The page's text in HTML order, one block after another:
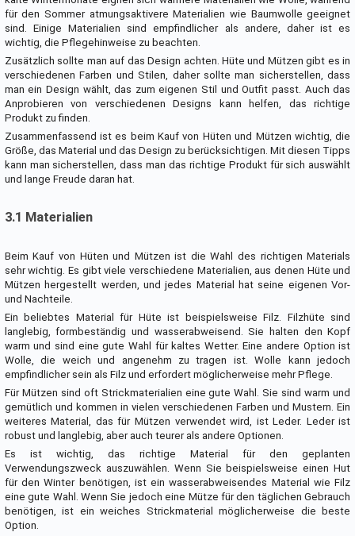
für den Sommer atmungsaktivere Materialien wie Baumwolle geeignet
sind. Einige Materialien sind empfindlicher als andere, daher ist es
wichtig, die Pflegehinweise zu beachten.
Zusätzlich sollte man auf das Design achten. Hüte und Mützen gibt es in
verschiedenen Farben und Stilen, daher sollte man sicherstellen, dass
man ein Design wählt, das zum eigenen Stil und Outfit passt. Auch das
Anprobieren von verschiedenen Designs kann helfen, das richtige
Produkt zu finden.
Zusammenfassend ist es beim Kauf von Hüten und Mützen wichtig, die
Größe, das Material und das Design zu berücksichtigen. Mit diesen Tipps
kann man sicherstellen, dass man das richtige Produkt für sich auswählt
und lange Freude daran hat.
3.1 Materialien
Beim Kauf von Hüten und Mützen ist die Wahl des richtigen Materials
sehr wichtig. Es gibt viele verschiedene Materialien, aus denen Hüte und
Mützen hergestellt werden, und jedes Material hat seine eigenen Vor-
und Nachteile.
Ein beliebtes Material für Hüte ist beispielsweise Filz. Filzhüte sind
langlebig, formbeständig und wasserabweisend. Sie halten den Kopf
warm und sind eine gute Wahl für kaltes Wetter. Eine andere Option ist
Wolle, die weich und angenehm zu tragen ist. Wolle kann jedoch
empfindlicher sein als Filz und erfordert möglicherweise mehr Pflege.
Für Mützen sind oft Strickmaterialien eine gute Wahl. Sie sind warm und
gemütlich und kommen in vielen verschiedenen Farben und Mustern. Ein
weiteres Material, das für Mützen verwendet wird, ist Leder. Leder ist
robust und langlebig, aber auch teurer als andere Optionen.
Es ist wichtig, das richtige Material für den geplanten
Verwendungszweck auszuwählen. Wenn Sie beispielsweise einen Hut
für den Winter benötigen, ist ein wasserabweisendes Material wie Filz
eine gute Wahl. Wenn Sie jedoch eine Mütze für den täglichen Gebrauch
benötigen, ist ein weiches Strickmaterial möglicherweise die beste
Option.